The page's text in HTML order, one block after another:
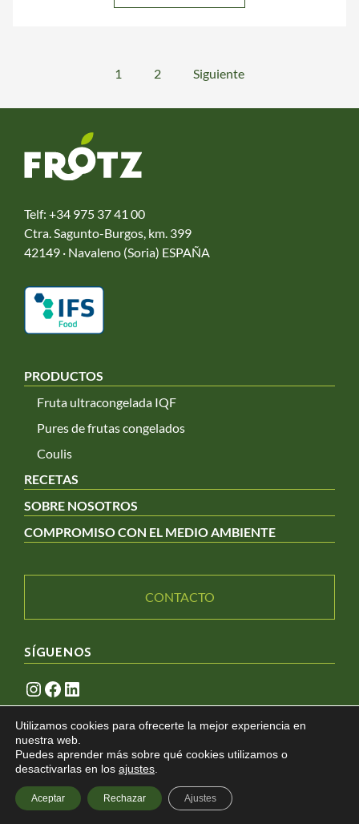
1 2 Siguiente
Telf: +34 975 37 41 00
Ctra. Sagunto-Burgos, km. 399
42149 · Navaleno (Soria) ESPAÑA
PRODUCTOS
Fruta ultracongelada IQF
Pures de frutas congelados
Coulis
RECETAS
SOBRE NOSOTROS
COMPROMISO CON EL MEDIO AMBIENTE
CONTACTO
SÍGUENOS
Instagram
Facebook
LinkedIn
AVISO LEGAL
POLÍTICA DE PRIVACIDAD
POLÍTICA DE COOKIES
© COPYRIGHT 2026. FROTZ S.A.
Utilizamos cookies para ofrecerte la mejor experiencia en
nuestra web.
Puedes aprender más sobre qué cookies utilizamos o
desactivarlas en los ajustes
Aceptar Rechazar Ajustes